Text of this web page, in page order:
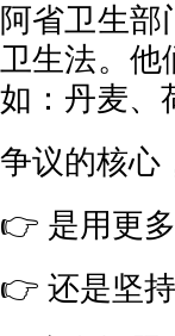
阿省卫生部
卫生法。他
如：丹麦、
争议的核心
👉 是用更
👉 还是坚